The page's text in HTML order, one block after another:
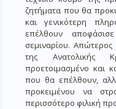
ζητήματα που θα
και γενικότερη
επέλθουν
σεμιναρίου. Απώτερος
της Ανατολικής
προετοιμασμένο και
που θα επέλθουν,
προκειμένου να
περισσότερο φιλική